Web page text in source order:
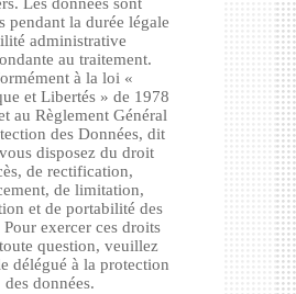
Les données sont
pendant la durée légale
administrative
au traitement.
à la loi «
et Libertés » de 1978
au Règlement Général
des Données, dit
disposez du droit
de rectification,
de limitation,
et de portabilité des
Pour exercer ces droits
question, veuillez
délégué à la protection
des données.